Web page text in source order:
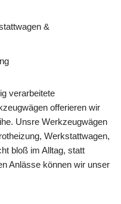
&
verarbeitete
offerieren wir
Unsre Werkzeugwägen
Werkstattwagen,
bloß im Alltag, statt
Anlässe können wir unser